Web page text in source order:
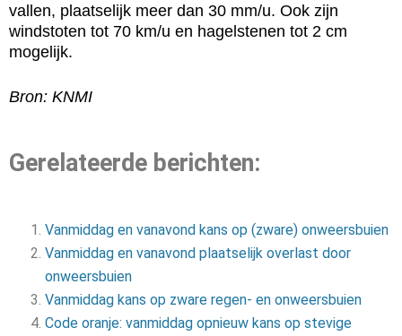
vallen, plaatselijk meer dan 30 mm/u. Ook zijn
windstoten tot 70 km/u en hagelstenen tot 2 cm
mogelijk.
Bron: KNMI
Gerelateerde berichten:
Vanmiddag en vanavond kans op (zware) onweersbuien
Vanmiddag en vanavond plaatselijk overlast door
onweersbuien
Vanmiddag kans op zware regen- en onweersbuien
Code oranje: vanmiddag opnieuw kans op stevige